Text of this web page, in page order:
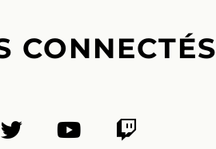
CONNECTÉS